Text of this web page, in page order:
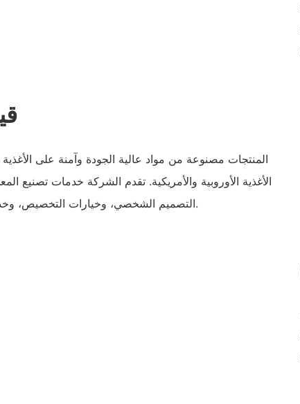
المنتجات مصنوعة من مواد عالية الجودة وآمنة على الأغذية
الأغذية الأوروبية والأمريكية. تقدم الشركة خدمات تصنيع
التصميم الشخصي، وخيارات التخصيص، وخدمة مضمونة شاملة.